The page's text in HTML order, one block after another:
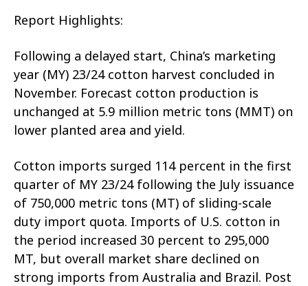
Report Highlights:
Following a delayed start, China’s marketing
year (MY) 23/24 cotton harvest concluded in
November. Forecast cotton production is
unchanged at 5.9 million metric tons (MMT) on
lower planted area and yield.
Cotton imports surged 114 percent in the first
quarter of MY 23/24 following the July issuance
of 750,000 metric tons (MT) of sliding-scale
duty import quota. Imports of U.S. cotton in
the period increased 30 percent to 295,000
MT, but overall market share declined on
strong imports from Australia and Brazil. Post